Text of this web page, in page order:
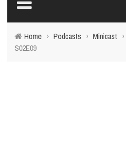
Home › Podcasts › Minicast ›
S02E09